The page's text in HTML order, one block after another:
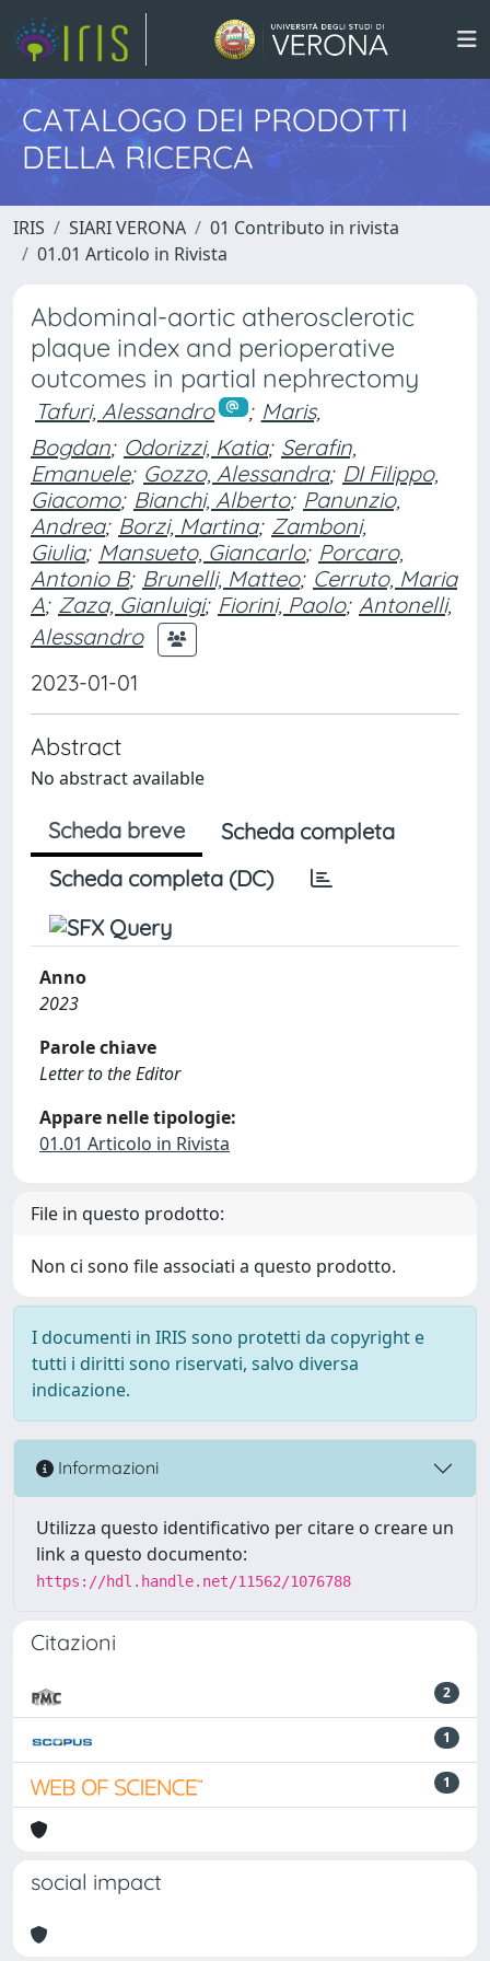
CATALOGO DEI PRODOTTI
DELLA RICERCA
IRIS SIARI VERONA
01 Contributo in rivista
01.01 Articolo in Rivista
Abdominal-aortic atherosclerotic
plaque index and perioperative
outcomes in partial nephrectomy
Tafuri, Alessandro ; Maris,
Bogdan; Odorizzi, Katia; Serafin,
Emanuele; Gozzo, Alessandra; DI Filippo,
Giacomo; Bianchi, Alberto; Panunzio,
Andrea; Borzi, Martina; Zamboni,
Giulia; Mansueto, Giancarlo; Porcaro,
Antonio B; Brunelli, Matteo; Cerruto, Maria
A; Zaza, Gianluigi; Fiorini, Paolo; Antonelli,
Alessandro
2023-01-01
Abstract
No abstract available
Scheda breve
Scheda completa
Scheda completa (DC)
Anno
2023
Parole chiave
Letter to the Editor
Appare nelle tipologie:
01.01 Articolo in Rivista
File in questo prodotto:
Non ci sono file associati a questo prodotto.
I documenti in IRIS sono protetti da copyright e
tutti i diritti sono riservati, salvo diversa
indicazione.
Informazioni
Utilizza questo identificativo per citare o creare un
link a questo documento:
https://hdl.handle.net/11562/1076788
Citazioni
2
1
1
social impact